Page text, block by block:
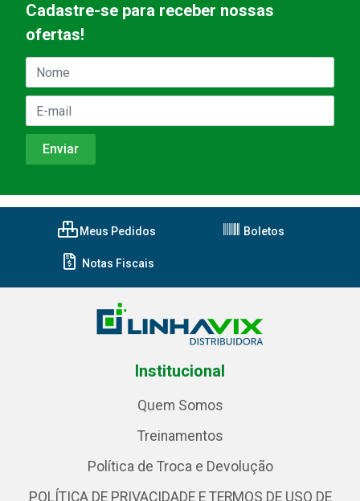
Cadastre-se para receber nossas
ofertas!
Meus Pedidos Boletos
Notas Fiscais
Institucional
Quem Somos
Treinamentos
Política de Troca e Devolução
POLÍTICA DE PRIVACIDADE E TERMOS DE USO DE